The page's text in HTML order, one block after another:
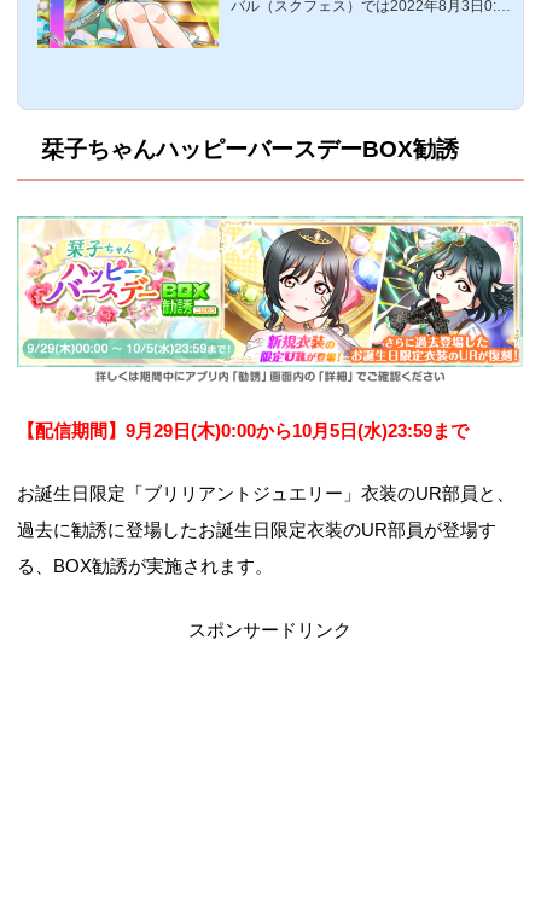
ブ！スクフェス】
バル（スクフェス）では2022年8月3日0:0
ブリリアントジュエリーUR、三船栞子UR
技・センター効果などをまとめています。
ル805335029507360レベル10063650325
07660特技ジュエリ...
栞子ちゃんハッピーバースデーBOX勧誘
【配信期間】9月29 日(木)0:00から10月5日(水)23:59まで
お誕生日限定「ブリリアントジュエリー」衣装のUR部員と、
過去に勧誘に登場したお誕生日限定衣装のUR部員が登場す
る、BOX勧誘が実施されます。
スポンサードリンク